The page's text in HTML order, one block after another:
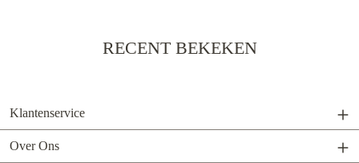
RECENT BEKEKEN
Klantenservice
Over Ons